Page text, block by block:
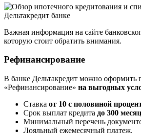
Важная информация на сайте
которую стоит обратить внимания.
Рефинансирование
В банке Дельтакредит можно оформить
«Рефинансирование» на выгодных
Ставка от 10 с половиной
Срок выплат кредита до 300
Минимальный перечень
Лояльный ежемесячный платеж.